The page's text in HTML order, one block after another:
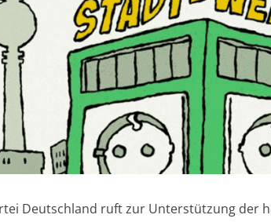
Deutschland ruft zur Unterstützung der